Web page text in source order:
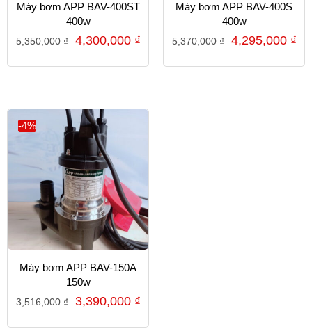
Máy bơm APP BAV-400ST
400w
5,350,000₫ 4,300,000 ₫
Máy bơm APP BAV-400S
400w
5,370,000₫ 4,295,000 ₫
-4%
Máy bơm APP BAV-150A
150w
3,516,000₫ 3,390,000 ₫